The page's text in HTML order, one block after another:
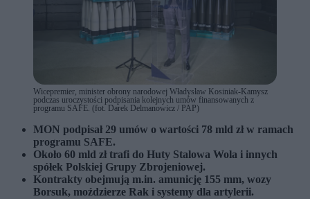
Wicepremier, minister obrony narodowej Władysław Kosiniak-Kamysz
podczas uroczystości podpisania kolejnych umów finansowanych z
programu SAFE. (fot. Darek Delmanowicz / PAP)
MON podpisał 29 umów o wartości 78 mld zł w ramach
programu SAFE.
Około 60 mld zł trafi do Huty Stalowa Wola i innych
spółek Polskiej Grupy Zbrojeniowej.
Kontrakty obejmują m.in. amunicję 155 mm, wozy
Borsuk, moździerze Rak i systemy dla artylerii.